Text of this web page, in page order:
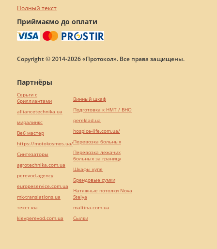
Полный текст
Приймаємо до оплати
Copyright © 2014-2026 «Протокол». Все права защищены.
Партнёры
Серьги с
бриллиантами
alliancetechnika.ua
миралинкс
Веб мастер
https://motokosmos.ua/
Синтезаторы
agrotechnika.com.ua
perevod.agency
europeservice.com.ua
mk-translations.ua
текст юа
kievperevod.com.ua
Винный шкаф
Подготовка к НМТ / ВНО
pereklad.ua
hospice-life.com.ua/
Перевозка больных
Перевозка лежачих
больных за границу
Шкафы купе
Брендовые сумки
Натяжные потолки Nova
Stelya
maltina.com.ua
Cылки